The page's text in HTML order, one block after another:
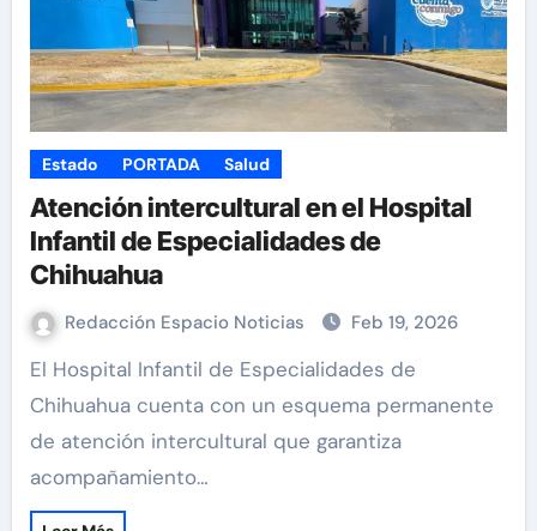
Estado PORTADA Salud
Atención intercultural en el Hospital
Infantil de Especialidades de
Chihuahua
Redacción Espacio Noticias Feb 19, 2026
El Hospital Infantil de Especialidades de
Chihuahua cuenta con un esquema permanente
de atención intercultural que garantiza
acompañamiento…